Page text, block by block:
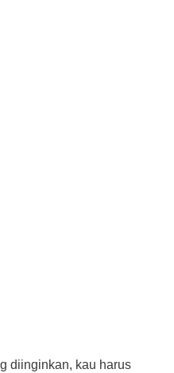
diinginkan, kau harus